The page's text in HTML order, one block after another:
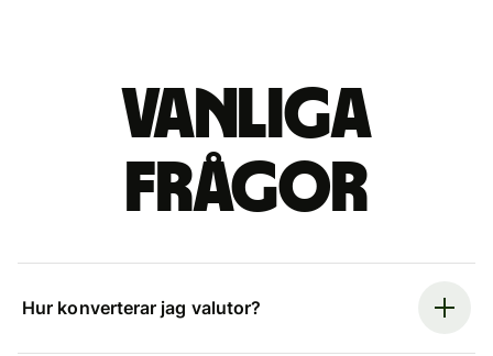
Vanliga
frågor
Hur konverterar jag valutor?